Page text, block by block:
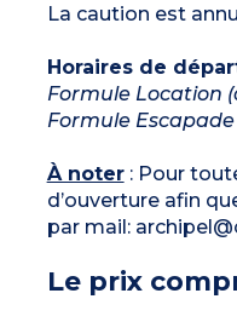
La caution est
Horaires de
Formule Location
Formule
À noter: Pour
d’ouverture afin
par mail:
Le prix